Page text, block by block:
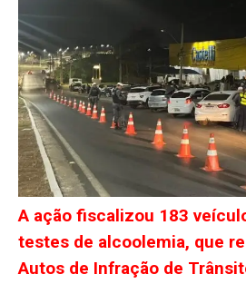
A ação fiscalizou 183
testes de alcoolemia, que
Autos de Infração de